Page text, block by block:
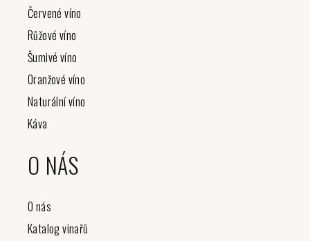
Červené víno
Růžové víno
Šumivé víno
Oranžové víno
Naturální víno
Káva
O NÁS
O nás
Katalog vinařů